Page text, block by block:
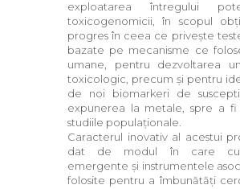
exploatarea întregului
toxicogenomicii, în scopul
progres în ceea ce privește
bazate pe mecanisme ce
umane, pentru dezvoltarea
toxicologic, precum și pentru
de noi biomarkeri de
expunerea la metale, spre a fi
studiile populaționale.
Caracterul inovativ al acestui
dat de modul în care
emergente și instrumentele
folosite pentru a îmbunătăți